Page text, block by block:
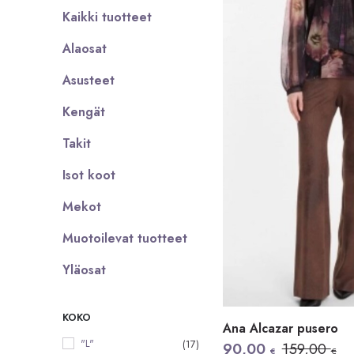
Kaikki tuotteet
Alaosat
Asusteet
Kengät
Takit
Isot koot
Mekot
Muotoilevat tuotteet
Yläosat
KOKO
"L"
(17)
Ana Alcazar pusero
159,00€
Alkuperäinen
90,00 €
Nykyinen